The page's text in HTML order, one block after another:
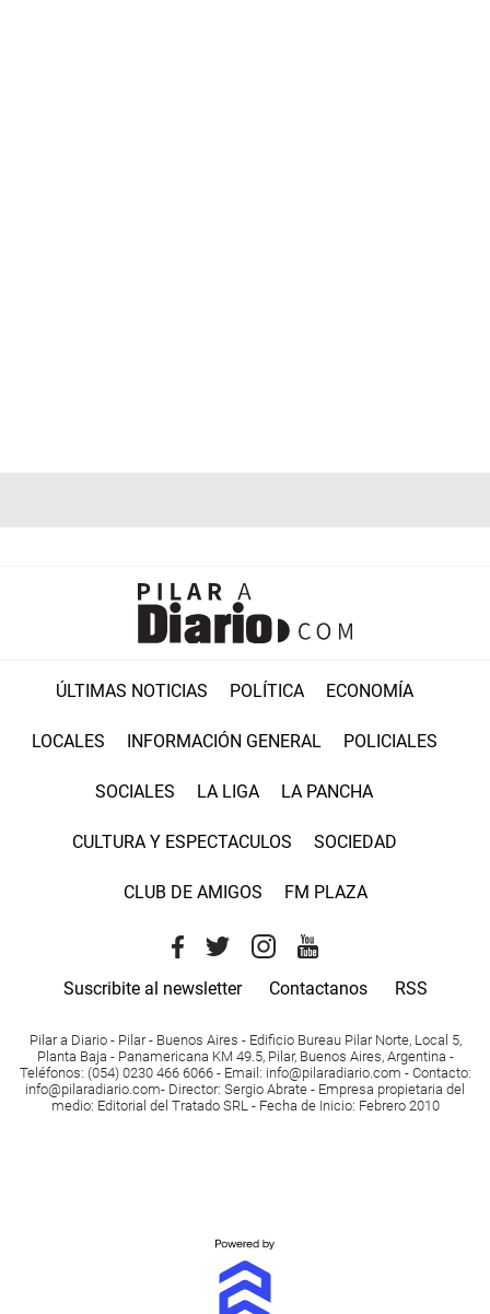
ÚLTIMAS NOTICIAS POLÍTICA ECONOMÍA
LOCALES INFORMACIÓN GENERAL POLICIALES
SOCIALES LA LIGA LA PANCHA
CULTURA Y ESPECTACULOS SOCIEDAD
CLUB DE AMIGOS FM PLAZA
Suscribite al newsletter Contactanos RSS
Pilar a Diario - Pilar - Buenos Aires - Edificio Bureau Pilar Norte, Local 5,
Planta Baja - Panamericana KM 49.5, Pilar, Buenos Aires, Argentina -
Teléfonos: (054) 0230 466 6066 - Email : info@pilaradiario.com - Contacto:
info@pilaradiario.com- Director: Sergio Abrate - Empresa propietaria del
medio: Editorial del Tratado SRL - Fecha de Inicio: Febrero 2010